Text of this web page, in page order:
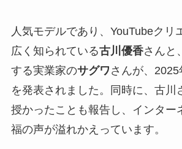
人気モデルであり、YouTubeクリ
広く知られている古川優香さんと
する実業家のサグワ さんが、
を発表されました。同時に、古川
授かったことも報告し、インター
福の声が溢れかえっています。